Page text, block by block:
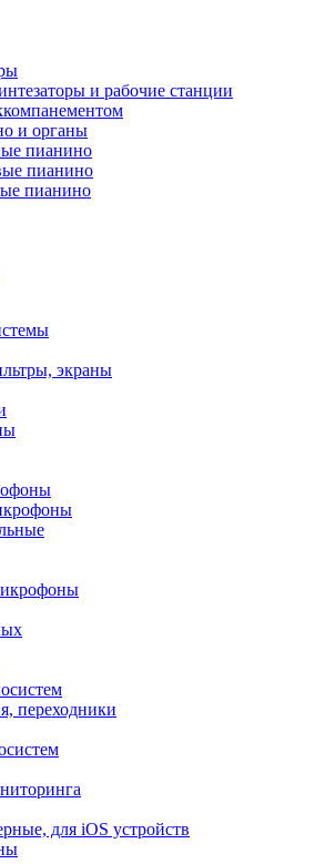
и рабочие станции
и органы
пианино
пианино
пианино
экраны
переходники
для iOS устройств